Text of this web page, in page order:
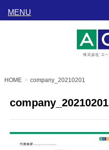
HOME company_20210201
company_20210201
MENU